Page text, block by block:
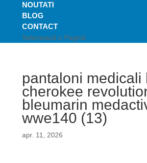
NOUTATI
BLOG
CONTACT
Selectează o Pagină
pantaloni medicali
cherokee
bleumarin
wwe140 (13)
apr. 11, 2026